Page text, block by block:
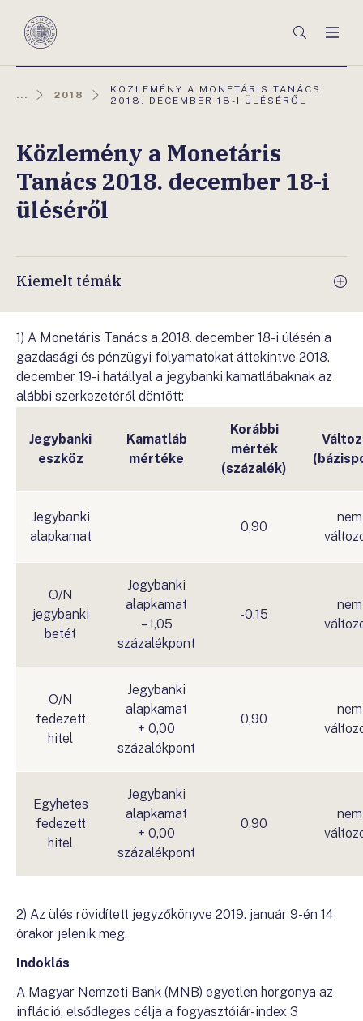
Magyar
Keresés
... 2018
AKTUÁLIS
OLDAL:
KÖZLEMÉNY A MONETÁRIS TANÁCS
2018. DECEMBER 18-I ÜLÉSÉRŐL
Közlemény a Monetáris
Tanács 2018. december 18-i
üléséről
Kiemelt témák
1) A Monetáris Tanács a 2018. december 18-i ülésén a
gazdasági és pénzügyi folyamatokat áttekintve 2018.
december 19-i hatállyal a jegybanki kamatlábaknak az
alábbi szerkezetéről döntött:
Jegybanki
eszköz
Kamatláb
mértéke
Korábbi
mérték
(százalék)
Jegybanki
alapkamat
0,90
nem
O/N
jegybanki
betét
Jegybanki
alapkamat
– 1,05
százalékpont
-0,15
nem
O/N
fedezett
hitel
Jegybanki
alapkamat
+ 0,00
százalékpont
0,90
nem
Egyhetes
fedezett
hitel
Jegybanki
alapkamat
+ 0,00
százalékpont
0,90
nem
2) Az ülés rövidített jegyzőkönyve 2019. január 9-én 14
órakor jelenik meg.
Indoklás
A Magyar Nemzeti Bank (MNB) egyetlen horgonya az
infláció, elsődleges célja a fogyasztóiár-index 3